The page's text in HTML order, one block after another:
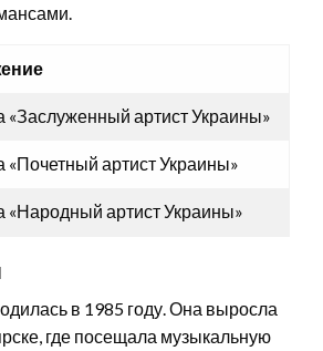
«Заслуженный артист Украины»
«Почетный артист Украины»
«Народный артист Украины»
в 1985 году. Она выросла
где посещала музыкальную